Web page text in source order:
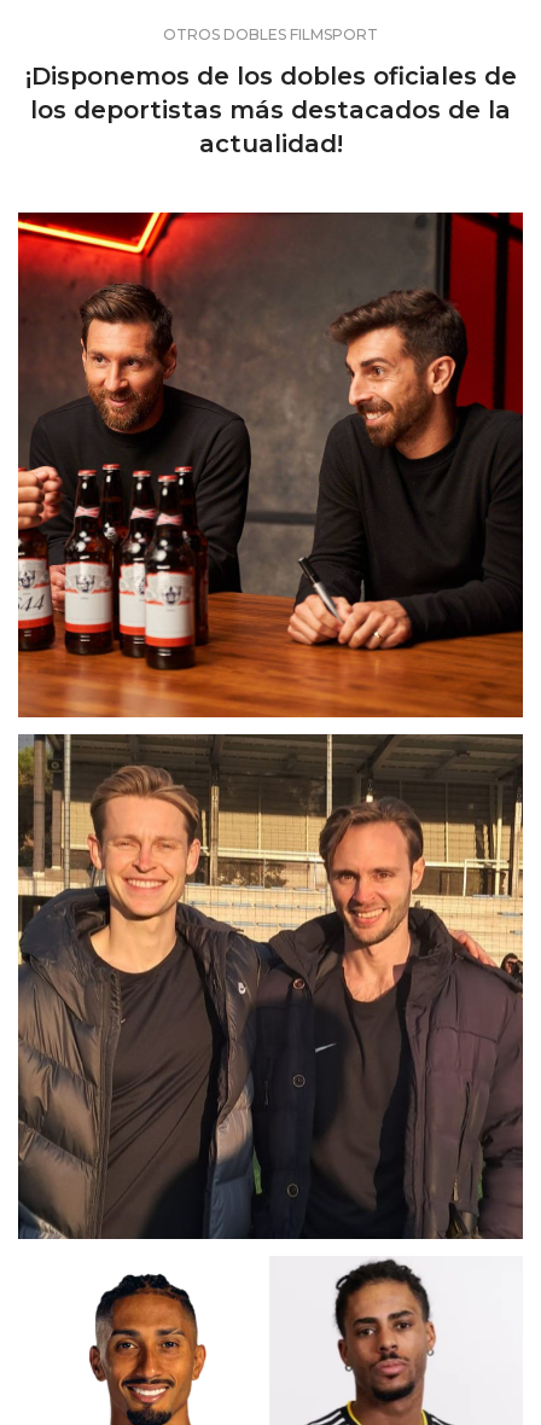
OTROS DOBLES FILMSPORT
¡Disponemos de los dobles oficiales de
los deportistas más destacados de la
actualidad!
DOBLE LEO MESSI
DOBLE FRENKIE DE JONG